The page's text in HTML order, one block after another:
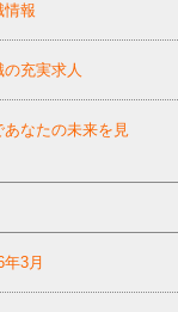
情報
充実求人
なたの未来を見
年3月